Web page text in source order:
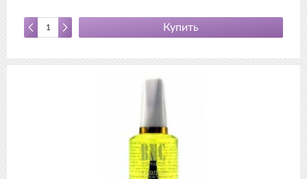
Купить